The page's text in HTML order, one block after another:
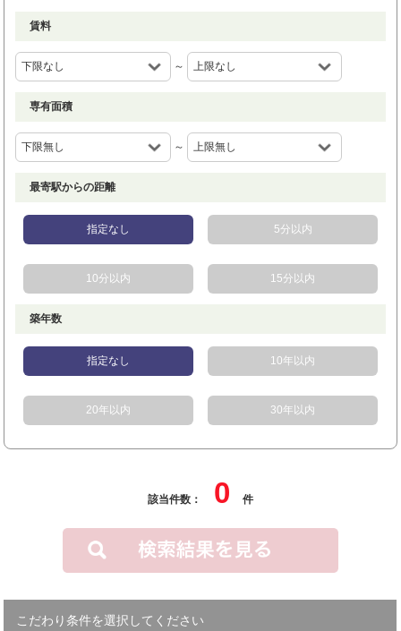
賃料
～
専有面積
～
最寄駅からの距離
指定なし 5分以内
10分以内 15分以内
築年数
指定なし 10年以内
20年以内 30年以内
該当件数： 0 件
こだわり条件を選択してください